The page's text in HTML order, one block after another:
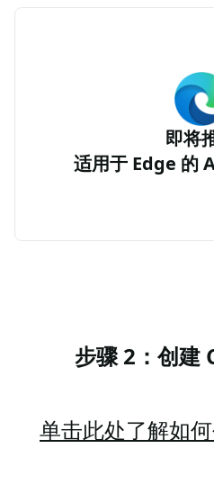
即将
适用于 Edge 的
步骤 2：创建
单击此处了解如